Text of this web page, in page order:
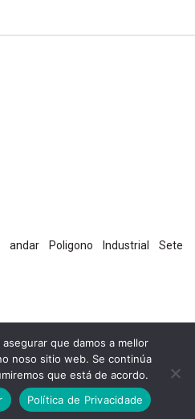
Poligono Industrial Sete
que damos a mellor
noso sitio web. Se continúa
que está de acordo.
Política de Privacidade